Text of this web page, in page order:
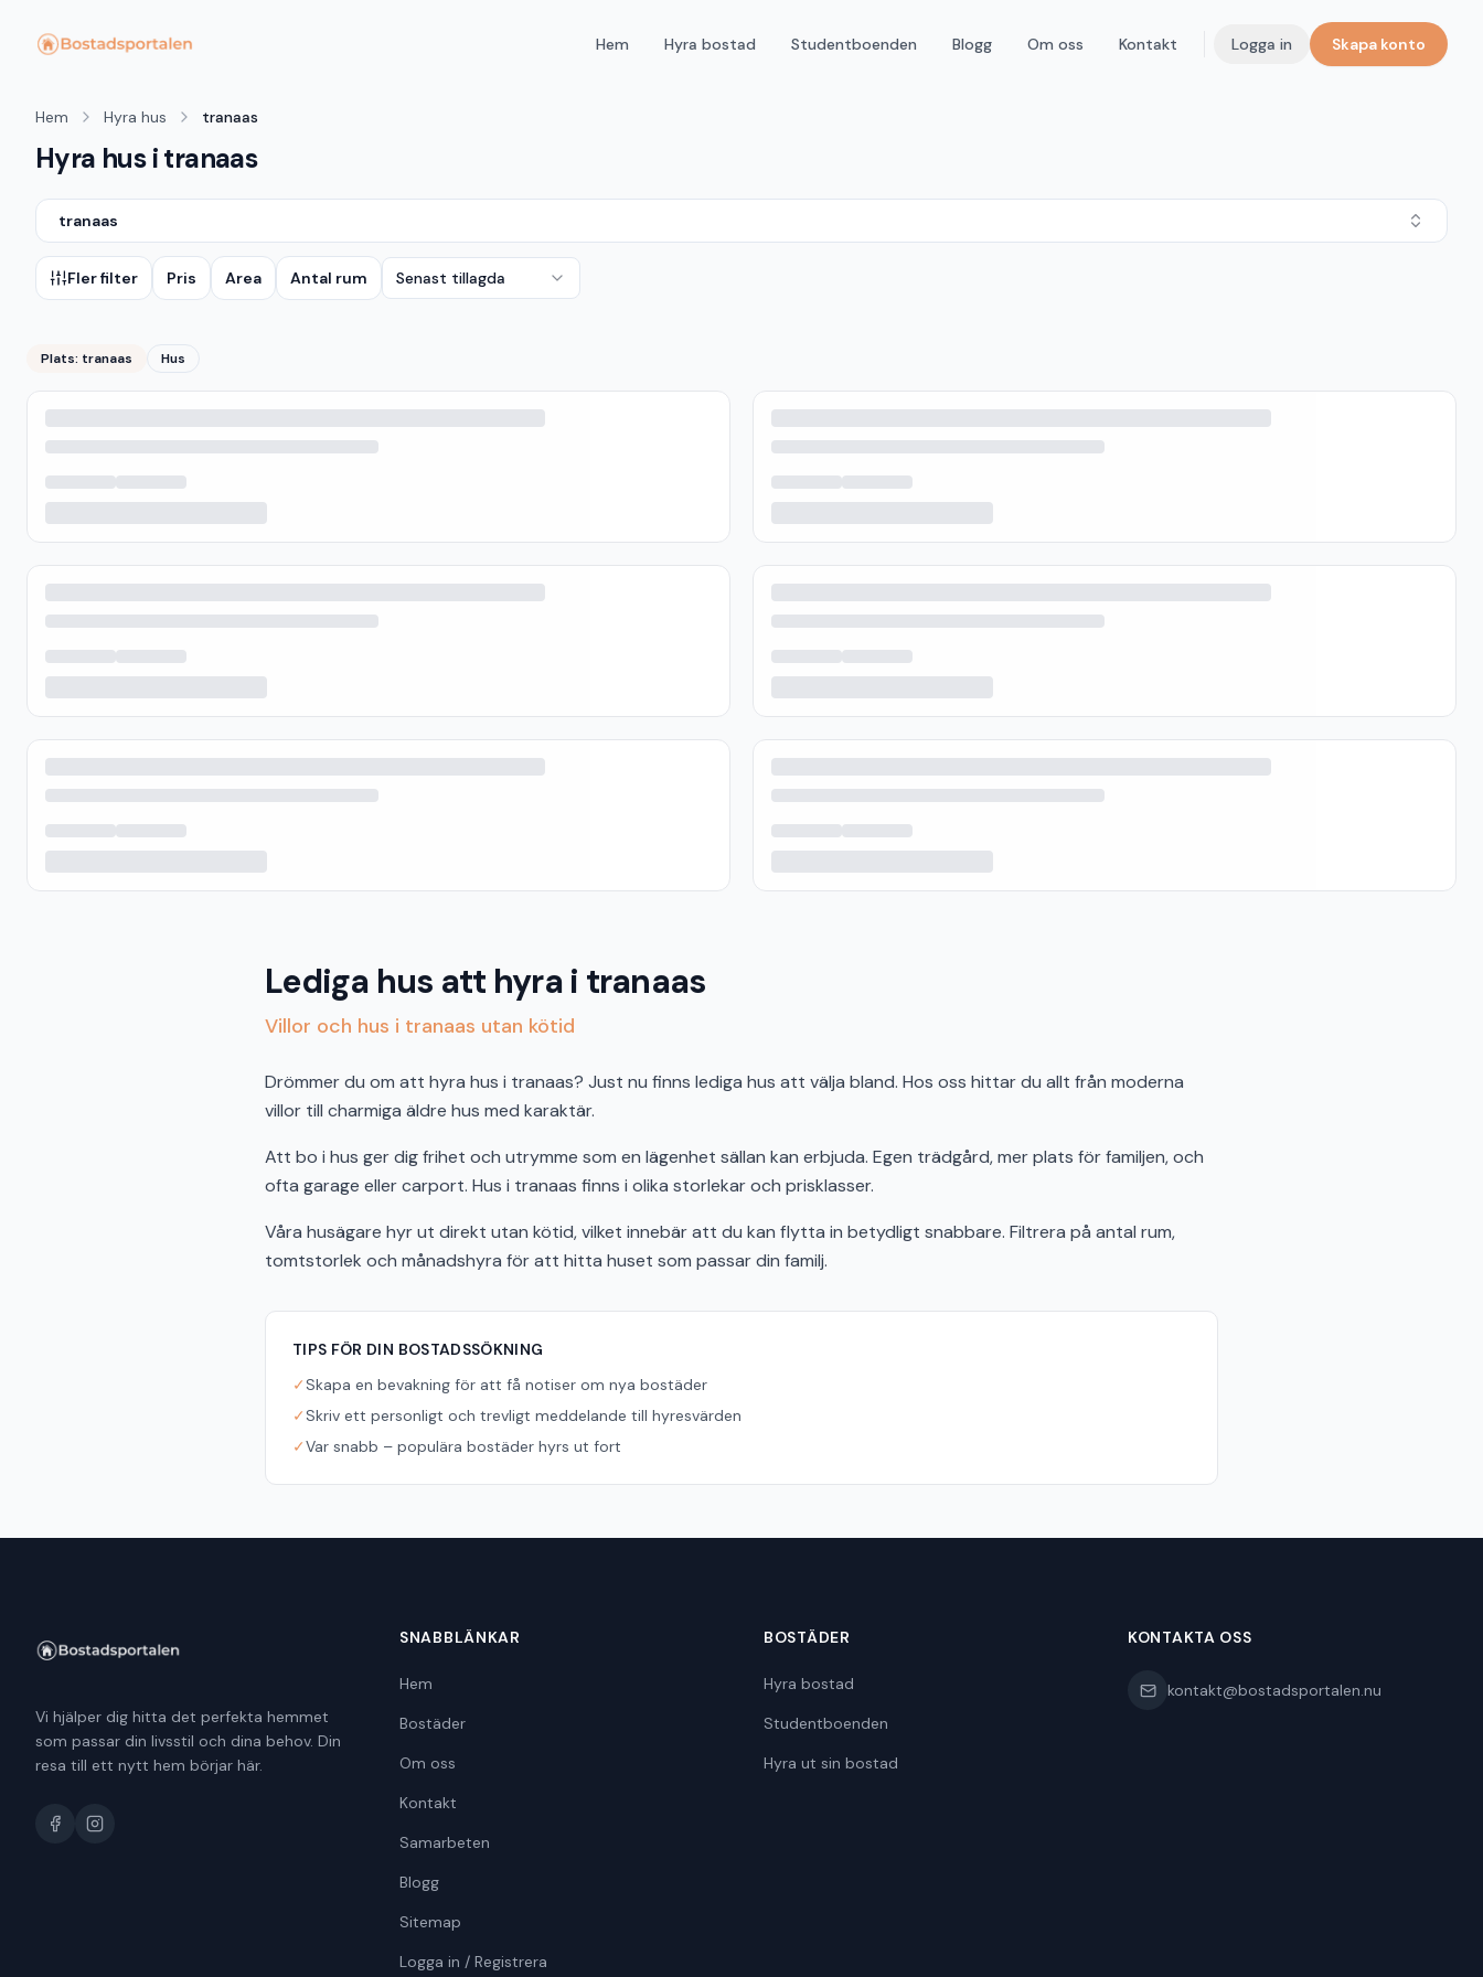
Hem Hyra bostad Studentboenden Blogg Om oss Kontakt Logga in Skapa konto
Hem Hyra hus tranaas
Hyra hus i tranaas
tranaas
Fler filter Pris Area Antal rum Senast tillagda
Plats: tranaas Hus
Lediga hus att hyra i tranaas
Villor och hus i tranaas utan kötid
Drömmer du om att hyra hus i tranaas? Just nu finns lediga hus att välja bland. Hos oss hittar du allt från moderna
villor till charmiga äldre hus med karaktär.
Att bo i hus ger dig frihet och utrymme som en lägenhet sällan kan erbjuda. Egen trädgård, mer plats för familjen, och
ofta garage eller carport. Hus i tranaas finns i olika storlekar och prisklasser.
Våra husägare hyr ut direkt utan kötid, vilket innebär att du kan flytta in betydligt snabbare. Filtrera på antal rum,
tomtstorlek och månadshyra för att hitta huset som passar din familj.
TIPS FÖR DIN BOSTADSSÖKNING
✓Skapa en bevakning för att få notiser om nya bostäder
✓Skriv ett personligt och trevligt meddelande till hyresvärden
✓Var snabb – populära bostäder hyrs ut fort
Vi hjälper dig hitta det perfekta hemmet
som passar din livsstil och dina behov. Din
resa till ett nytt hem börjar här.
SNABBLÄNKAR
Hem
Bostäder
Om oss
Kontakt
Samarbeten
Blogg
Sitemap
Logga in / Registrera
BOSTÄDER
Hyra bostad
Studentboenden
Hyra ut sin bostad
KONTAKTA OSS
kontakt@bostadsportalen.nu